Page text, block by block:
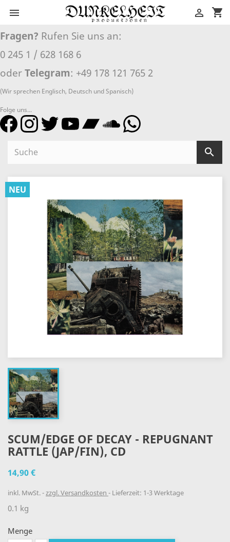
 shopping_cart

Fragen? Rufen Sie uns an:
0 245 1 / 628 168 6
oder Telegram: +49 178 121 765 2
(Wir sprechen Englisch, Deutsch und Spanisch)
Folge uns...

NEU
SCUM/EDGE OF DECAY - REPUGNANT
RATTLE (JAP/FIN), CD
14,90 €
inkl. MwSt. zzgl. Versandkosten Lieferzeit: 1-3 Werktage
0.1 kg
Menge